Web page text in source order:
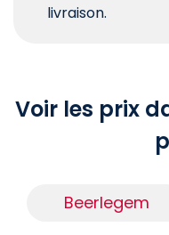
livraison.
Voir les prix
Beerlegem